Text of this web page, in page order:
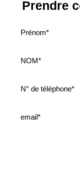
Prendre